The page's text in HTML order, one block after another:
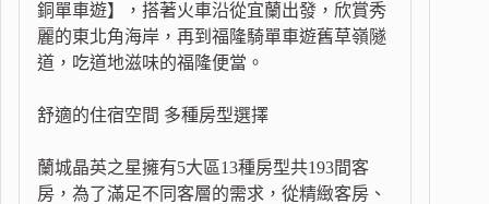
銅單車遊】，搭著火車沿從宜蘭出發，欣賞秀
麗的東北角海岸，再到福隆騎單車遊舊草嶺隧
道，吃道地滋味的福隆便當。
舒適的住宿空間 多種房型選擇
蘭城晶英之星擁有5大區13種房型共193間客
房，為了滿足不同客層的需求，從精緻客房、